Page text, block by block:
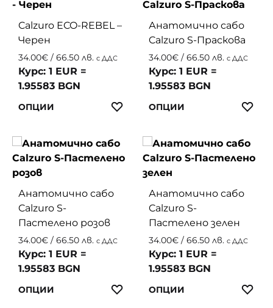
variants.
The
may
on
the
page
The
may
on
the
page
Calzuro ECO-REBEL –
Черен
34.00€ / 66.50 лв. с ДДС
Курс: 1 EUR =
1.95583 BGN
ОПЦИИ
This
multiple
variants.
options
be
chosen
product
page
ЛЮБИМИ
Анатомично сабо
Calzuro S-Праскова
34.00€ / 66.50 лв. с ДДС
Курс: 1 EUR =
1.95583 BGN
ОПЦИИ
This
be
chosen
page
Анатомично сабо
Calzuro S-
Пастелено розов
34.00€ / 66.50 лв. с ДДС
Курс: 1 EUR =
1.95583 BGN
ОПЦИИ
This ЛЮБИМИ
Анатомично сабо
Calzuro S-
Пастелено зелен
34.00€ / 66.50 лв. с ДДС
Курс: 1 EUR =
1.95583 BGN
ОПЦИИ
This